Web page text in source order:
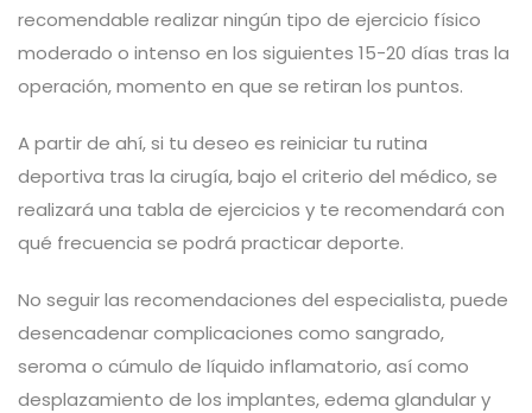
recomendable realizar ningún tipo de ejercicio físico
moderado o intenso en los siguientes 15-20 días tras la
operación, momento en que se retiran los puntos.
A partir de ahí, si tu deseo es reiniciar tu rutina
deportiva tras la cirugía, bajo el criterio del médico, se
realizará una tabla de ejercicios y te recomendará con
qué frecuencia se podrá practicar deporte.
No seguir las recomendaciones del especialista, puede
desencadenar complicaciones como sangrado,
seroma o cúmulo de líquido inflamatorio, así como
desplazamiento de los implantes, edema glandular y